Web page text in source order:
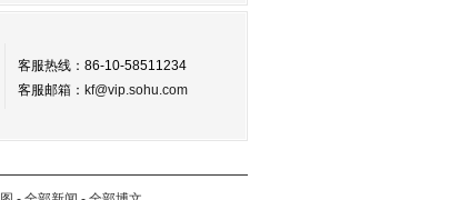
客服热线：86-10-58511234
客服邮箱： kf@vip.sohu.com